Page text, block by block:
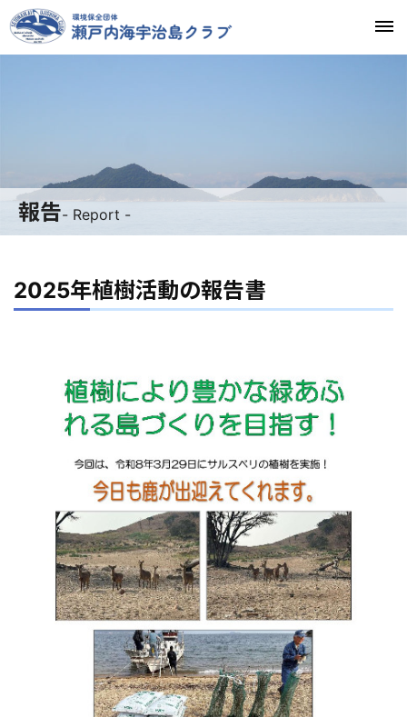
報告- Report -
2025年植樹活動の報告書